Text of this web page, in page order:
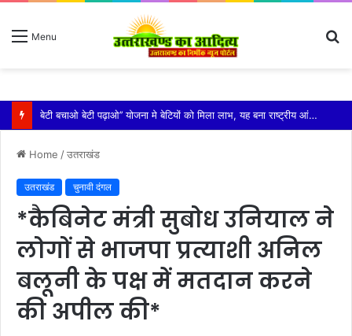
Menu
विशिष्ट पहचान बना रही है आदि कैलाश परिक्रमा: महाराज
Home /उतराखंड
उतराखंड चुनावी दंगल
*कैबिनेट मंत्री सुबोध उनियाल ने
लोगों से भाजपा प्रत्याशी अनिल
बलूनी के पक्ष में मतदान करने
की अपील की*